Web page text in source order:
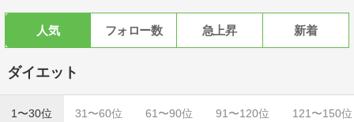
人気 フォロー数 急上昇 新着
ダイエット
1〜30位 31〜60位 61〜90位 91〜120位 121〜150位